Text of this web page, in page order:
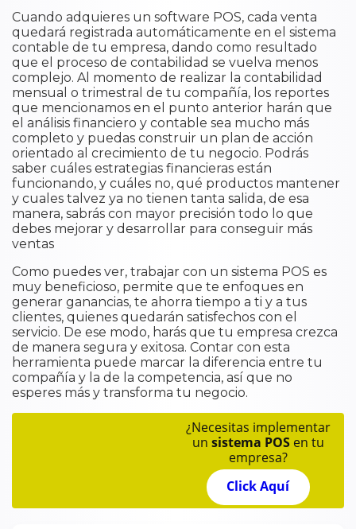
Cuando adquieres un software POS, cada venta
quedará registrada automáticamente en el sistema
contable de tu empresa, dando como resultado
que el proceso de contabilidad se vuelva menos
complejo. Al momento de realizar la contabilidad
mensual o trimestral de tu compañía, los reportes
que mencionamos en el punto anterior harán que
el análisis financiero y contable sea mucho más
completo y puedas construir un plan de acción
orientado al crecimiento de tu negocio. Podrás
saber cuáles estrategias financieras están
funcionando, y cuáles no, qué productos mantener
y cuales talvez ya no tienen tanta salida, de esa
manera, sabrás con mayor precisión todo lo que
debes mejorar y desarrollar para conseguir más
ventas
Como puedes ver, trabajar con un sistema POS es
muy beneficioso, permite que te enfoques en
generar ganancias, te ahorra tiempo a ti y a tus
clientes, quienes quedarán satisfechos con el
servicio. De ese modo, harás que tu empresa crezca
de manera segura y exitosa. Contar con esta
herramienta puede marcar la diferencia entre tu
compañía y la de la competencia, así que no
esperes más y transforma tu negocio.
¿Necesitas implementar
un sistema POSen tu
empresa?
Click Aquí